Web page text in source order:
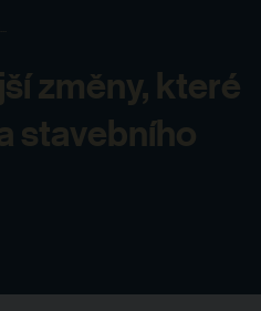
změny, které
stavebního